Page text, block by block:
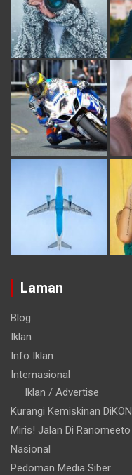
Laman
Blog
Iklan
Info Iklan
Internasional
Iklan / Advertise
Kurangi Kemiskinan
Miris! Jalan Di
Nasional
Pedoman Media Siber